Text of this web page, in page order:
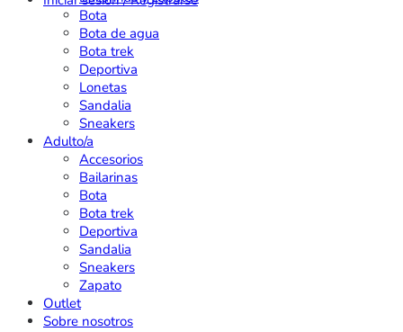
Bota
Bota de agua
Bota trek
Deportiva
Lonetas
Sandalia
Sneakers
Adulto/a
Accesorios
Bailarinas
Bota
Bota trek
Deportiva
Sandalia
Sneakers
Zapato
Outlet
Sobre nosotros